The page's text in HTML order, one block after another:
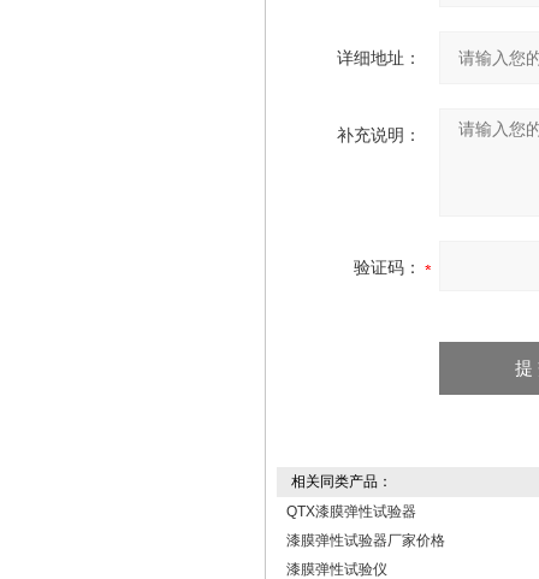
详细地址：
补充说明：
验证码：
相关同类产品：
QTX漆膜弹性试验器
漆膜弹性试验器厂家价格
漆膜弹性试验仪